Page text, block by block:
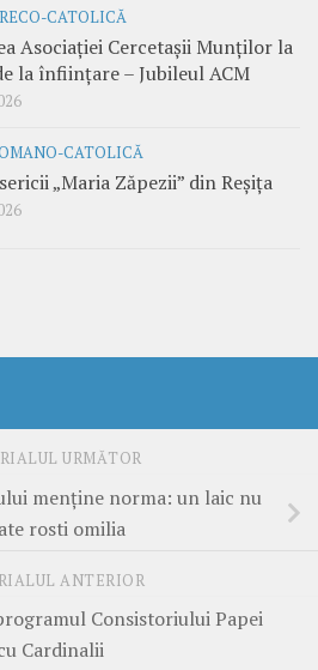
CATOLICĂ
Asociației Cercetașii Munților la
la înființare – Jubileul ACM
CATOLICĂ
„Maria Zăpezii” din Reșița
URMĂTOR
menține norma: un laic nu
rosti omilia
ANTERIOR
Consistoriului Papei
Cardinalii